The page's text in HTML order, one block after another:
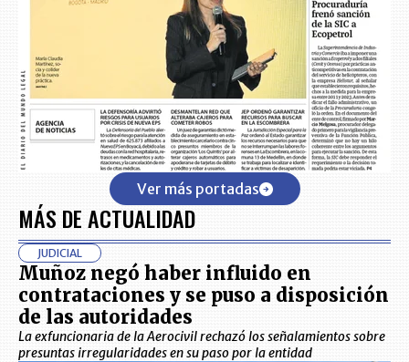
Ver más portadas
MÁS DE ACTUALIDAD
JUDICIAL
Muñoz negó haber influido en
contrataciones y se puso a disposición
de las autoridades
La exfuncionaria de la Aerocivil rechazó los señalamientos sobre
presuntas irregularidades en su paso por la entidad